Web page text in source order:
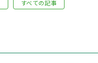
すべての記事